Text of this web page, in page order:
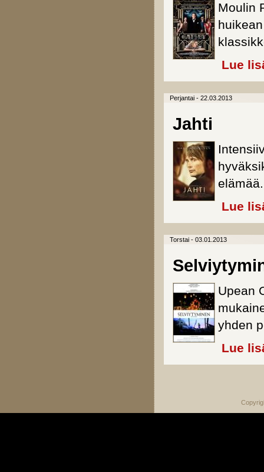
Moulin
Lue
Perjantai - 22.03.2013
Jahti
elämää.
Lue
Torstai - 03.01.2013
Upean
yhden
Lue